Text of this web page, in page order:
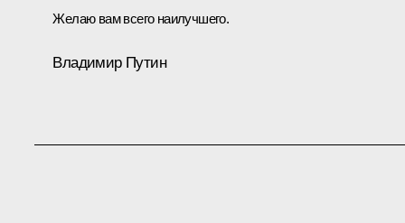
Желаю вам всего наилучшего.
Владимир Путин